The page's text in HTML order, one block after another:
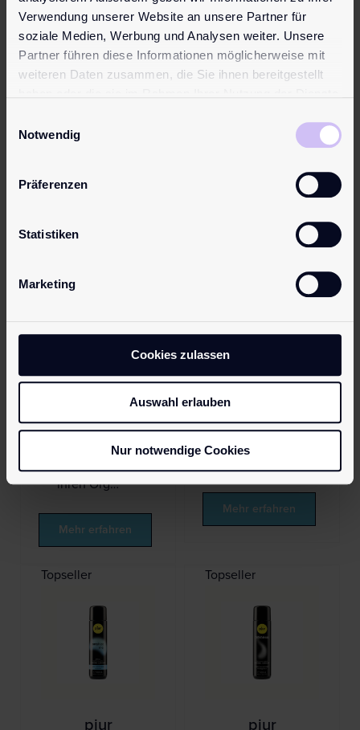
Verwendung unserer Website an unsere Partner für
soziale Medien, Werbung und Analysen weiter. Unsere
Partner führen diese Informationen möglicherweise mit
weiteren Daten zusammen, die Sie ihnen bereitgestellt
Notwendig
Präferenzen
Statistiken
Marketing
Cookies zulassen
Auswahl erlauben
Nur notwendige Cookies
WOMAN
Intense
Die
klitorale
pjur WOMAN
gibt Frauen
ihren Org…
Mehr erfahren
Stimulation in
pjur WOMAN
Frauen die
Möglichkeit,
ihren
Orgasmus
selbst zu
Mehr erfahren
Topseller
pjur
Topseller
pjur